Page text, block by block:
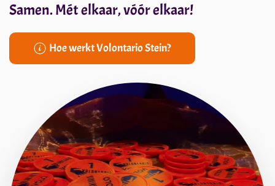
Samen. Mét elkaar, vóór elkaar!
Hoe werkt Volontario Stein?